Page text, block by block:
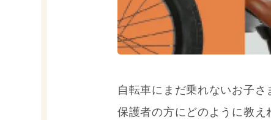
自転車にまだ乗れないお子さ
保護者の方にどのように教え